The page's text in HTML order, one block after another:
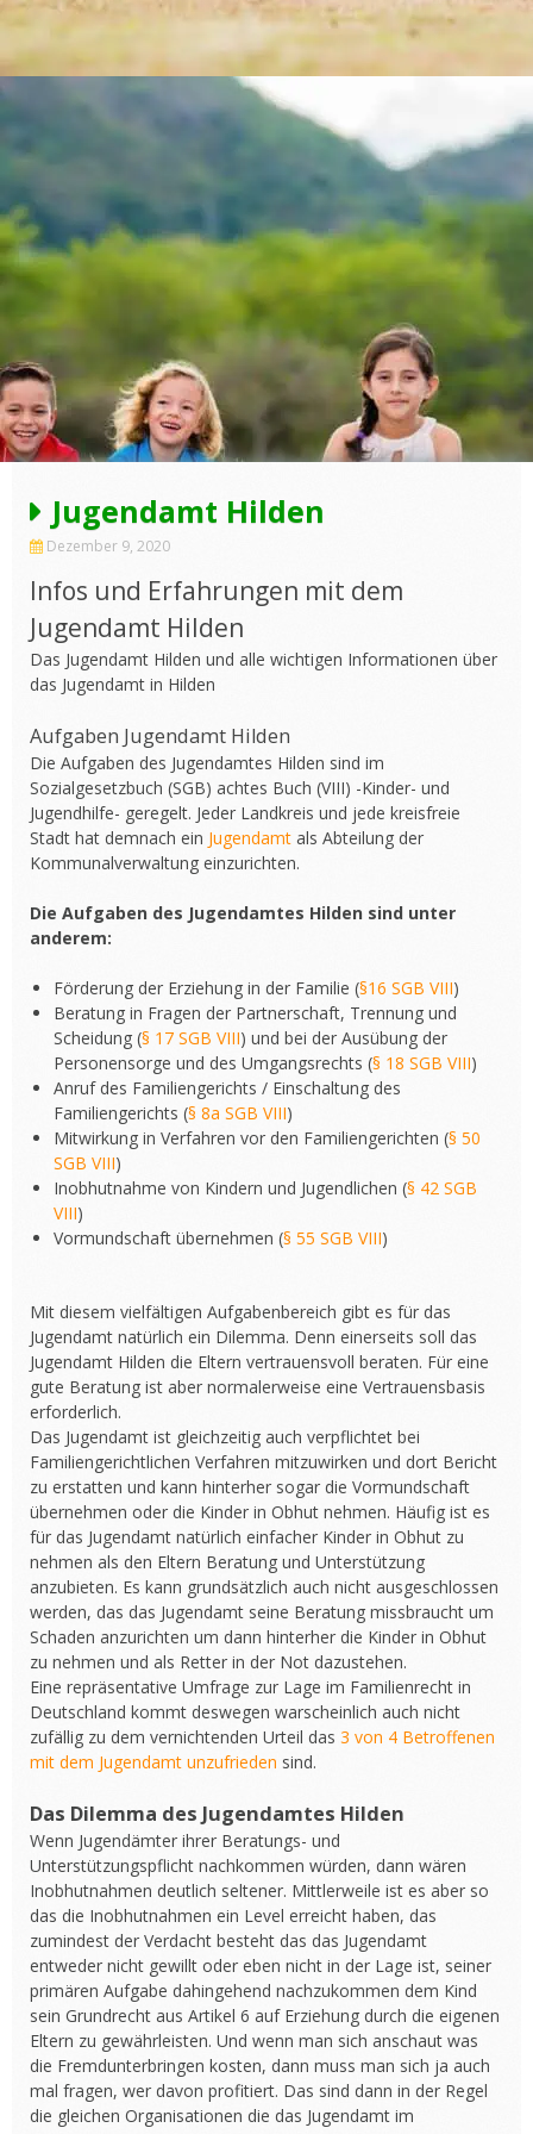
Jugendamt Hilden
Dezember 9, 2020
Infos und Erfahrungen mit dem
Jugendamt Hilden
Das Jugendamt Hilden und alle wichtigen Informationen über
das Jugendamt in Hilden
Aufgaben Jugendamt Hilden
Die Aufgaben des Jugendamtes Hilden sind im
Sozialgesetzbuch (SGB) achtes Buch (VIII) -Kinder- und
Jugendhilfe- geregelt. Jeder Landkreis und jede kreisfreie
Stadt hat demnach ein Jugendamt als Abteilung der
Kommunalverwaltung einzurichten.
Die Aufgaben des Jugendamtes Hilden sind unter
anderem:
Förderung der Erziehung in der Familie (§16 SGB VIII)
Beratung in Fragen der Partnerschaft, Trennung und
Scheidung (§ 17 SGB VIII) und bei der Ausübung der
Personensorge und des Umgangsrechts (§ 18 SGB VIII)
Anruf des Familiengerichts / Einschaltung des
Familiengerichts (§ 8a SGB VIII)
Mitwirkung in Verfahren vor den Familiengerichten (§ 50
SGB VIII)
Inobhutnahme von Kindern und Jugendlichen (§ 42 SGB
VIII)
Vormundschaft übernehmen (§ 55 SGB VIII)
Mit diesem vielfältigen Aufgabenbereich gibt es für das
Jugendamt natürlich ein Dilemma. Denn einerseits soll das
Jugendamt Hilden die Eltern vertrauensvoll beraten. Für eine
gute Beratung ist aber normalerweise eine Vertrauensbasis
erforderlich.
Das Jugendamt ist gleichzeitig auch verpflichtet bei
Familiengerichtlichen Verfahren mitzuwirken und dort Bericht
zu erstatten und kann hinterher sogar die Vormundschaft
übernehmen oder die Kinder in Obhut nehmen. Häufig ist es
für das Jugendamt natürlich einfacher Kinder in Obhut zu
nehmen als den Eltern Beratung und Unterstützung
anzubieten. Es kann grundsätzlich auch nicht ausgeschlossen
werden, das das Jugendamt seine Beratung missbraucht um
Schaden anzurichten um dann hinterher die Kinder in Obhut
zu nehmen und als Retter in der Not dazustehen.
Eine repräsentative Umfrage zur Lage im Familienrecht in
Deutschland kommt deswegen warscheinlich auch nicht
zufällig zu dem vernichtenden Urteil das 3 von 4 Betroffenen
mit dem Jugendamt unzufrieden sind.
Das Dilemma des Jugendamtes Hilden
Wenn Jugendämter ihrer Beratungs- und
Unterstützungspflicht nachkommen würden, dann wären
Inobhutnahmen deutlich seltener. Mittlerweile ist es aber so
das die Inobhutnahmen ein Level erreicht haben, das
zumindest der Verdacht besteht das das Jugendamt
entweder nicht gewillt oder eben nicht in der Lage ist, seiner
primären Aufgabe dahingehend nachzukommen dem Kind
sein Grundrecht aus Artikel 6 auf Erziehung durch die eigenen
Eltern zu gewährleisten. Und wenn man sich anschaut was
die Fremdunterbringen kosten, dann muss man sich ja auch
mal fragen, wer davon profitiert. Das sind dann in der Regel
die gleichen Organisationen die das Jugendamt im